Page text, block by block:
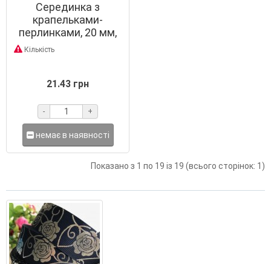
Серединка з
крапельками-
перлинками, 20 мм,
білий зі сріблом, шт.
Кількість
21.43 грн
- +
немає в наявності
Показано з 1 по 19 із 19 (всього сторінок: 1)